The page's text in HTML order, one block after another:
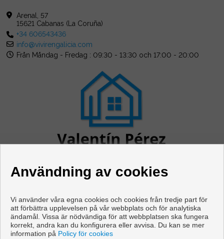
Arenal, 57
15621 Cabanas (La Coruña)
+34 606543436
info@vivirengalicia.com
Från Måndag - Fredag : 09:30 - 13:30 och 17:00 - 20:00
Våningen och hus till salu i Cabanas
Användning av cookies
Vi använder våra egna cookies och cookies från tredje part för
att förbättra upplevelsen på vår webbplats och för analytiska
ändamål. Vissa är nödvändiga för att webbplatsen ska fungera
korrekt, andra kan du konfigurera eller avvisa. Du kan se mer
information på Policy för cookies